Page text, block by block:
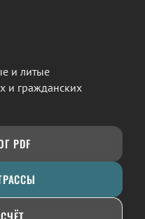
и литые
гражданских
PDF